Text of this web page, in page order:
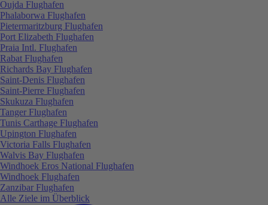
Oujda Flughafen
Phalaborwa Flughafen
Pietermaritzburg Flughafen
Port Elizabeth Flughafen
Praia Intl. Flughafen
Rabat Flughafen
Richards Bay Flughafen
Saint-Denis Flughafen
Saint-Pierre Flughafen
Skukuza Flughafen
Tanger Flughafen
Tunis Carthage Flughafen
Upington Flughafen
Victoria Falls Flughafen
Walvis Bay Flughafen
Windhoek Eros National Flughafen
Windhoek Flughafen
Zanzibar Flughafen
Alle Ziele im Überblick